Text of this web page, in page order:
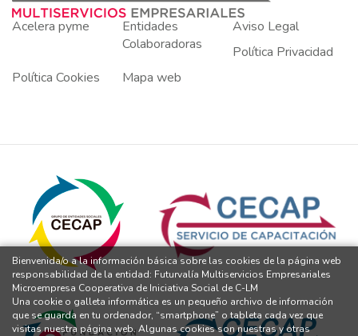
Acelera pyme
Entidades
Colaboradoras
Aviso Legal
Política Privacidad
Política Cookies
Mapa web
Bienvenida/o a la información básica sobre las cookies de la página web
responsabilidad de la entidad: Futurvalía Multiservicios Empresariales
Microempresa Cooperativa de Iniciativa Social de C-LM
Una cookie o galleta informática es un pequeño archivo de información
que se guarda en tu ordenador, “smartphone” o tableta cada vez que
visitas nuestra página web. Algunas cookies son nuestras y otras